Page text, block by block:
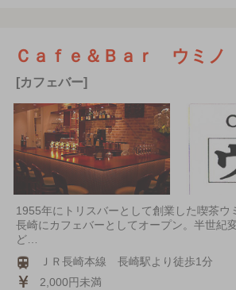
Ｃａｆｅ＆Ｂａｒ ウミノ
[カフェバー]
1955年にトリスバーとして創業した喫茶ウ
長崎にカフェバーとしてオープン。半世紀
ど…
ＪＲ長崎本線 長崎駅より徒歩1分
2,000円未満